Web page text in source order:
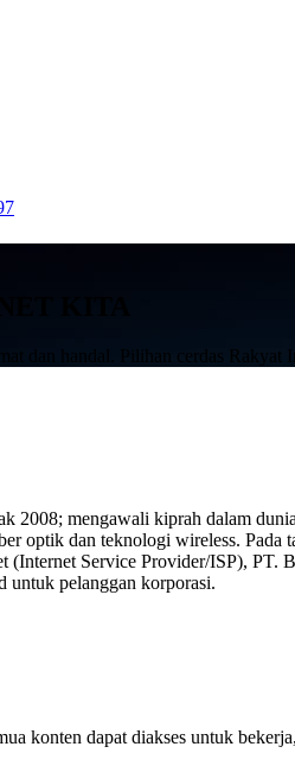
dan handal. Pilihan cerdas Rakyat
2008; mengawali kiprah dalam
optik dan teknologi wireless.
(Internet Service Provider/ISP),
untuk pelanggan korporasi.
konten dapat diakses untuk